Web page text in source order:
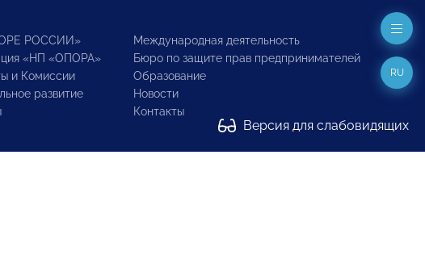
РОССИИ»
«НП «ОПОРА»
и Комиссии
развитие
Международная деятельность
Бюро по защите прав предпринимателей
Образование
Новости
Контакты
Версия для слабовидящих
RU